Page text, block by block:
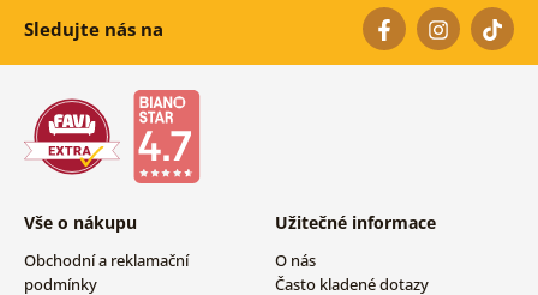
Sledujte nás na
Vše o nákupu
Obchodní a reklamační
podmínky
Užitečné informace
O nás
Často kladené dotazy